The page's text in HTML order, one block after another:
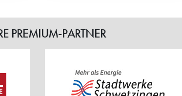
PREMIUM-PARTNER